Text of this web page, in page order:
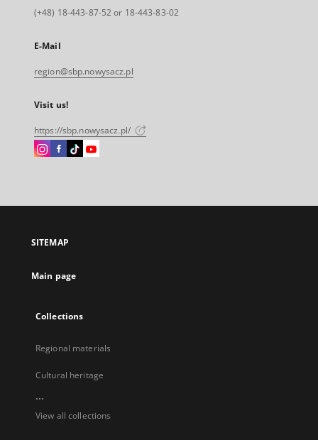
(+48) 18-443-87-52 or 18-443-83-02
E-Mail
region@sbp.nowysacz.pl
Visit us!
https://sbp.nowysacz.pl/
Instagram
open
new
Facebook
open
new
Instagram
open
new
Instagram
open
SITEMAP
Main page
Collections
Regional materials
Cultural heritage
...
View all collections